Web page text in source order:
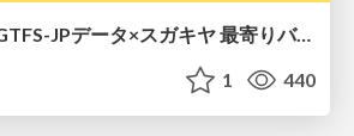
名古屋の市バスGTFS-JPデータ×スガキヤ 最寄りバス停検索をAmazon ElastiCache Serverless for Valkeyで最適化する
1 440